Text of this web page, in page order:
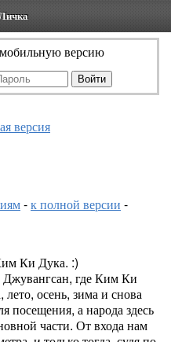
версию
версия
-к полной версии -
Ки Дука. :)
Джувангсан, где Ким Ки
осень, зима и снова
посещения, а народа здесь
части. От входа нам